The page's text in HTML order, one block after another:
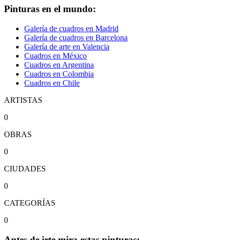
Pinturas en el mundo:
Galería de cuadros en Madrid
Galería de cuadros en Barcelona
Galería de arte en Valencia
Cuadros en México
Cuadros en Argentina
Cuadros en Colombia
Cuadros en Chile
ARTISTAS
0
OBRAS
0
CIUDADES
0
CATEGORÍAS
0